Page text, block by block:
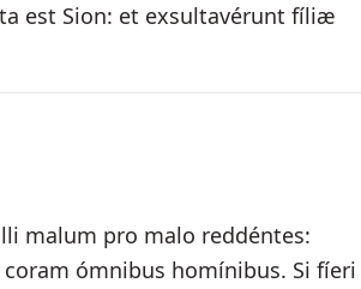
est Sion: et exsultavérunt fíliæ
malum pro malo reddéntes:
ómnibus homínibus. Si fíeri